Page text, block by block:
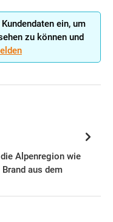
ein, um
zu können und
Alpenregion wie
aus dem